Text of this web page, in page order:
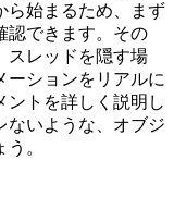
ら始まるため、まず
認できます。その
スレッドを隠す場
ーションをリアルに
ントを詳しく説明し
ないような、オブジ
。